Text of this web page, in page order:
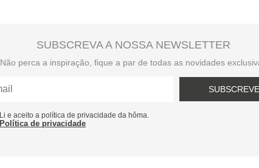
SUBSCREVA A NOSSA NEWSLETTER
Não perca a inspiração, fique a par de todas as novidades
Li e aceito a política de privacidade da hôma.
Política de privacidade